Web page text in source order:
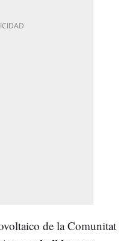
de la Comunitat